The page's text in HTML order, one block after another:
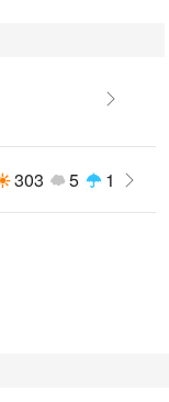
303 5 1